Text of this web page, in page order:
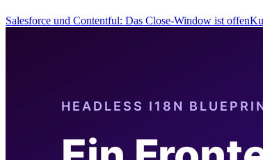
Salesforce und Contentful: Das Close-Window ist